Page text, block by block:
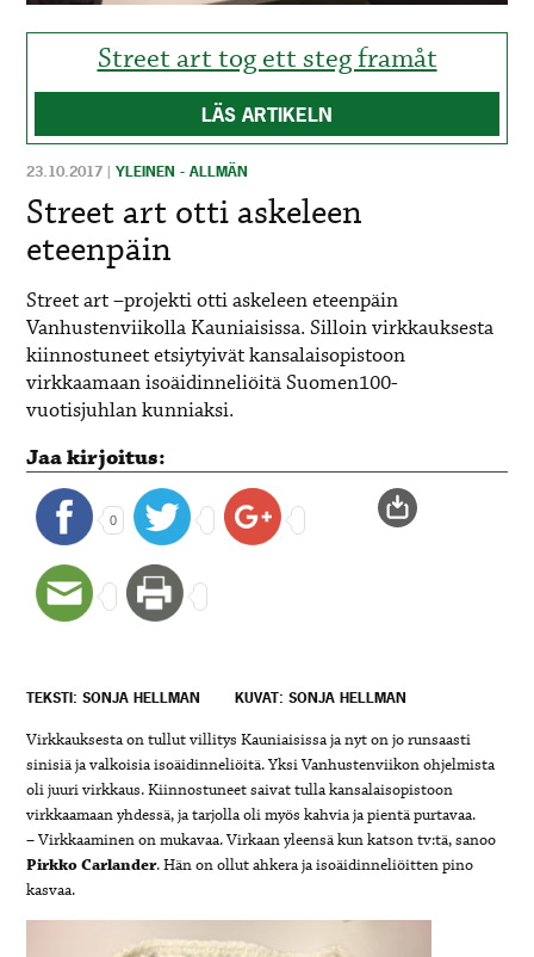
Street art tog ett steg framåt
LÄS ARTIKELN
23.10.2017 |YLEINEN - ALLMÄN
Street art otti askeleen
eteenpäin
Street art –projekti otti askeleen eteenpäin
Vanhustenviikolla Kauniaisissa. Silloin virkkauksesta
kiinnostuneet etsiytyivät kansalaisopistoon
virkkaamaan isoäidinneliöitä Suomen100-
vuotisjuhlan kunniaksi.
Jaa kirjoitus:
0
TEKSTI: SONJA HELLMAN KUVAT: SONJA HELLMAN
Virkkauksesta on tullut villitys Kauniaisissa ja nyt on jo runsaasti
sinisiä ja valkoisia isoäidinneliöitä. Yksi Vanhustenviikon ohjelmista
oli juuri virkkaus. Kiinnostuneet saivat tulla kansalaisopistoon
virkkaamaan yhdessä, ja tarjolla oli myös kahvia ja pientä purtavaa.
– Virkkaaminen on mukavaa. Virkaan yleensä kun katson tv:tä, sanoo
Pirkko Carlander. Hän on ollut ahkera ja isoäidinneliöitten pino
kasvaa.